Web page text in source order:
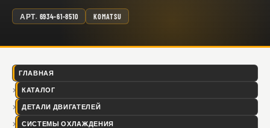
АРТ. 6934-61-8510 KOMATSU
ГЛАВНАЯ
КАТАЛОГ
ДЕТАЛИ ДВИГАТЕЛЕЙ
СИСТЕМЫ ОХЛАЖДЕНИЯ